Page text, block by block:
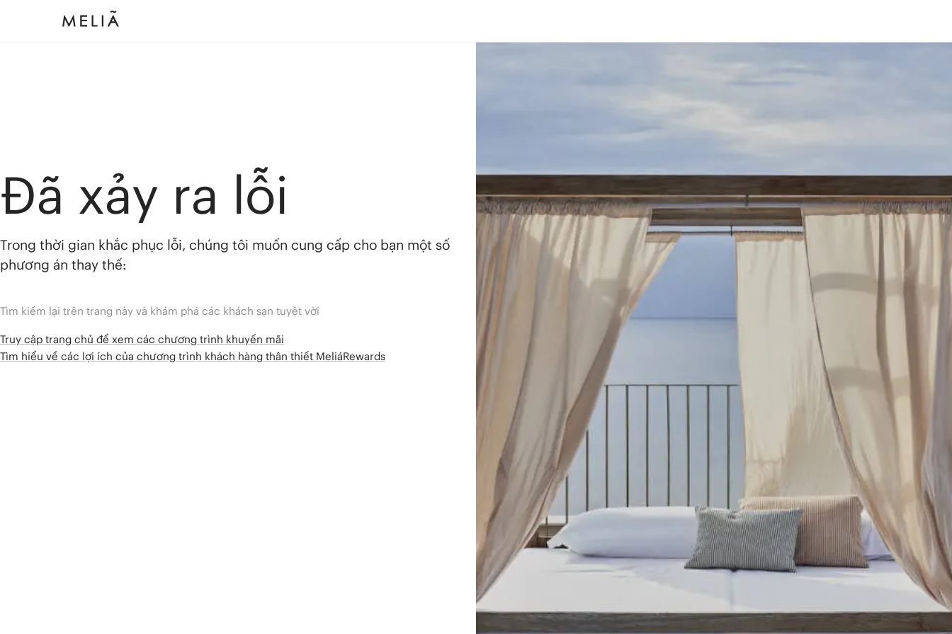
Đã xảy ra lỗi
Trong thời gian khắc phục lỗi, chúng tôi muốn cung cấp cho bạn một số
phương án thay thế:
Tìm kiếm lại trên trang này và khám phá các khách sạn tuyệt vời
Truy cập trang chủ để xem các chương trình khuyến mãi
Tìm hiểu về các lợi ích của chương trình khách hàng thân thiết MeliáRewards